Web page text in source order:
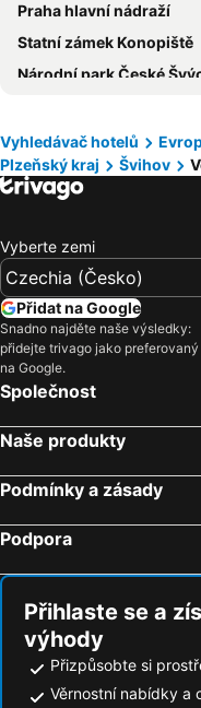
Praha hlavní nádraží
Statní zámek Konopiště
Národní park České
Autobusové nádraží Praha
Vinohrady
Vršovice
Smíchov
Na Kampě
Aquapalace Praha
Dejvice
Zličín
Old Town Square
Karlovo náměstí
Stodůlky
Troja
Strašnice
Řepy
Nemocnice Motol Metro
Kbely
Vyhledávač hotelů
Plzeňský kraj
Švihov
Vyberte zemi
Přidat na Google
Snadno najděte naše výsledky:
přidejte trivago jako preferovaný
na Google.
Společnost
Naše produkty
Podmínky a zásady
Podpora
Přihlaste se a
výhody
Přizpůsobte si
Věrnostní nabídky a